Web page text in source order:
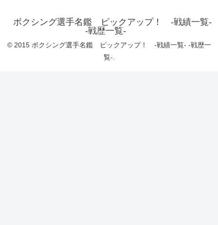
ボクシング選手名鑑 ピックアップ！ -戦績一覧-
-戦歴一覧-
© 2015 ボクシング選手名鑑 ピックアップ！ -戦績一覧- -戦歴一
覧-.